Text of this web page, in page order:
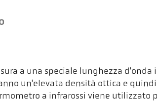
a una speciale lunghezza d'onda
un'elevata densità ottica e
a infrarossi viene utilizzato